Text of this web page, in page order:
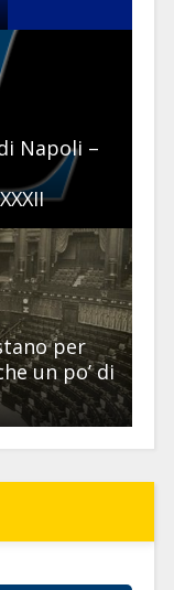
Napoli –
per
un po’ di